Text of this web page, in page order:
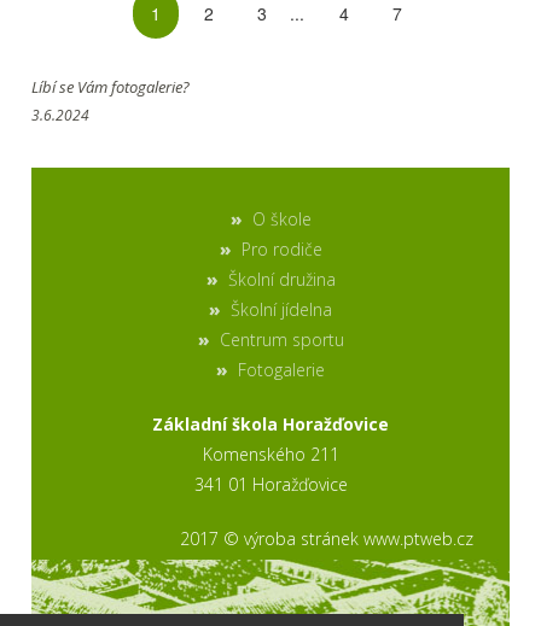
1 2 3 ... 4 7
Líbí se Vám fotogalerie?
3.6.2024
O škole
Pro rodiče
Školní družina
Školní jídelna
Centrum sportu
Fotogalerie
Základní škola Horažďovice
Komenského 211
341 01 Horažďovice
2017 © výroba stránek www.ptweb.cz